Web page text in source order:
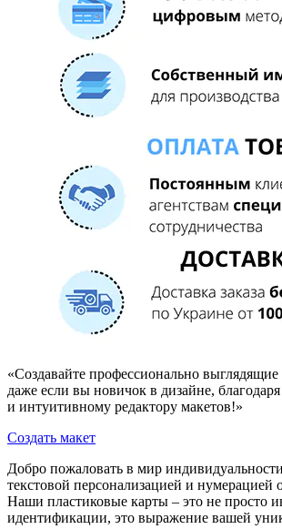
«Создавайте профессионально
даже если вы новичок в дизайне,
и интуитивному редактору макетов!»
Создать макет
Добро пожаловать в мир
текстовой персонализацией и нумерацией
Наши пластиковые карты – это не просто
идентификации, это выражение вашей